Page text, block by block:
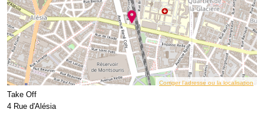
Corriger l’adresse ou la localisation
Take Off
4 Rue d'Alésia